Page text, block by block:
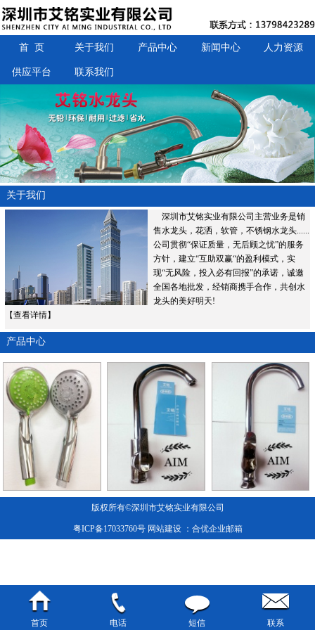
首 页 关于我们 产品中心 新闻中心 人力资源
供应平台 联系我们
关于我们
深圳市艾铭实业有限公司主营业务是销
售水龙头，花洒，软管，不锈钢水龙头......
公司贯彻“保证质量，无后顾之忧”的服务
方针，建立“互助双赢“的盈利模式，实
现“无风险，投入必有回报”的承诺，诚邀
全国各地批发，经销商携手合作，共创水
龙头的美好明天!
【查看详情】
产品中心
版权所有©深圳市艾铭实业有限公司
粤ICP备17033760号 网站建设：合优企业邮箱
首页 电话 短信 联系